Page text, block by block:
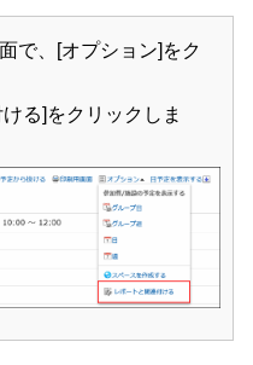
で、[オプション]をク
る]をクリックしま